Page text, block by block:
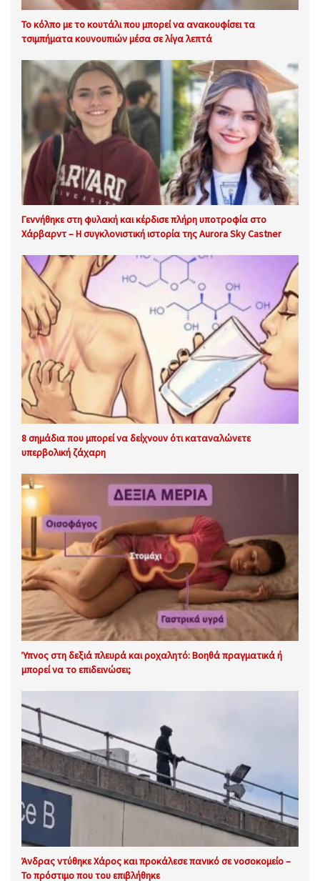
Το κόλπο με το κουτάλι που μπορεί να ανακουφίσει τα
τσιμπήματα κουνουπιών μέσα σε λίγα λεπτά
Γεννήθηκε στη φυλακή και κέρδισε πλήρη υποτροφία στο
Χάρβαρντ – Η συγκλονιστική ιστορία της Aurora Sky Castner
8 σημάδια που μπορεί να δείχνουν ότι καταναλώνετε
υπερβολική ζάχαρη
Ύπνος στη δεξιά πλευρά και ροχαλητό: Βοηθά πραγματικά ή
μπορεί να το επιδεινώσει;
Άνδρας ντύθηκε Χάρος και προκάλεσε πανικό σε νοσοκομείο –
Το πρόστιμο που του επιβλήθηκε